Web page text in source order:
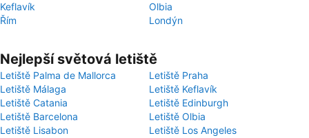
Keflavík
Olbia
Řím
Londýn
Nejlepší světová letiště
Letiště Palma de Mallorca
Letiště Praha
Letiště Málaga
Letiště Keflavík
Letiště Catania
Letiště Edinburgh
Letiště Barcelona
Letiště Olbia
Letiště Lisabon
Letiště Los Angeles